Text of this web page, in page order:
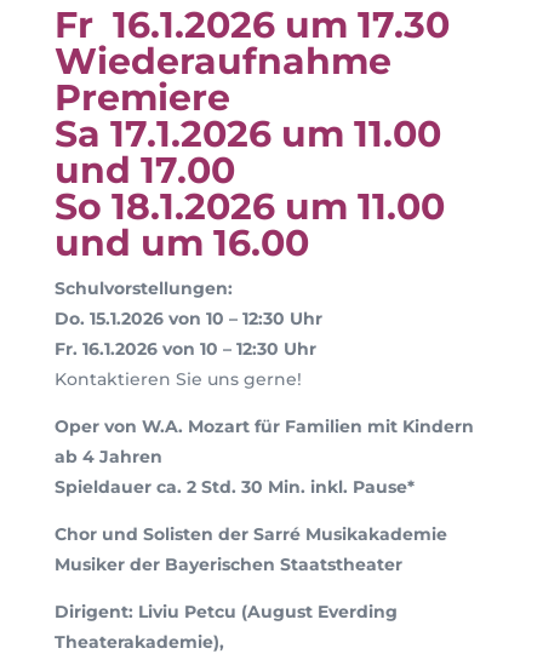
Fr 16.1.2026 um 17.30
Wiederaufnahme
Premiere
Sa 17.1.2026 um 11.00
und 17.00
So 18.1.2026 um 11.00
und um 16.00
Schulvorstellungen:
Do. 15.1.2026 von 10 – 12:30 Uhr
Fr. 16.1.2026 von 10 – 12:30 Uhr
Kontaktieren Sie uns gerne!
Oper von W.A. Mozart für Familien mit Kindern
ab 4 Jahren
Spieldauer ca. 2 Std. 30 Min. inkl. Pause*
Chor und Solisten der Sarré Musikakademie
Musiker der Bayerischen Staatstheater
Dirigent: Liviu Petcu (August Everding
Theaterakademie),